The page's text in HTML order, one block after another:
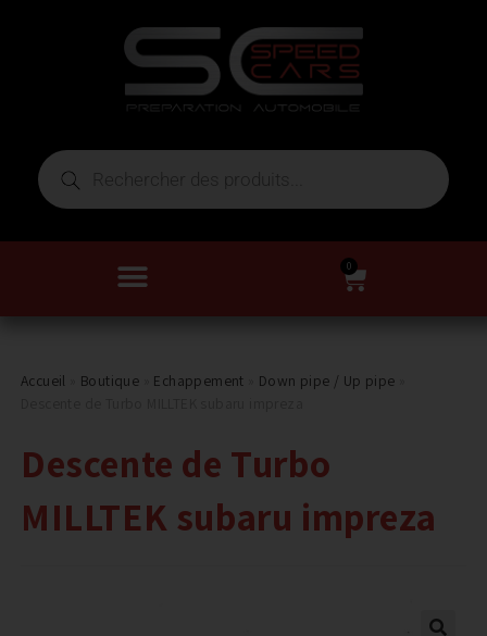
0
Accueil Boutique Echappement Down pipe / Up pipe
Descente de Turbo
MILLTEK subaru impreza